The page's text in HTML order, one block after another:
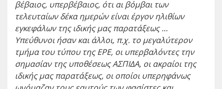
βέβαιος, υπερβέβαιος, ότιαι βόμβαι των
τελευταίων δέκα ημερών είναι έργον ηλιθίων
εγκεφάλων της ιδικής μας παρατάξεως…
Υπεύθυνοι ήσαν και άλλοι, π.χ. το μεγαλύτερον
τμήμα του τύπου της ΕΡΕ, οι υπερβαλόντες την
σημασίαν της υποθέσεως ΑΣΠΙΔΑ, οι ακραίοι της
ιδικής μας παρατάξεως, οι οποίοι υπερηφάνως